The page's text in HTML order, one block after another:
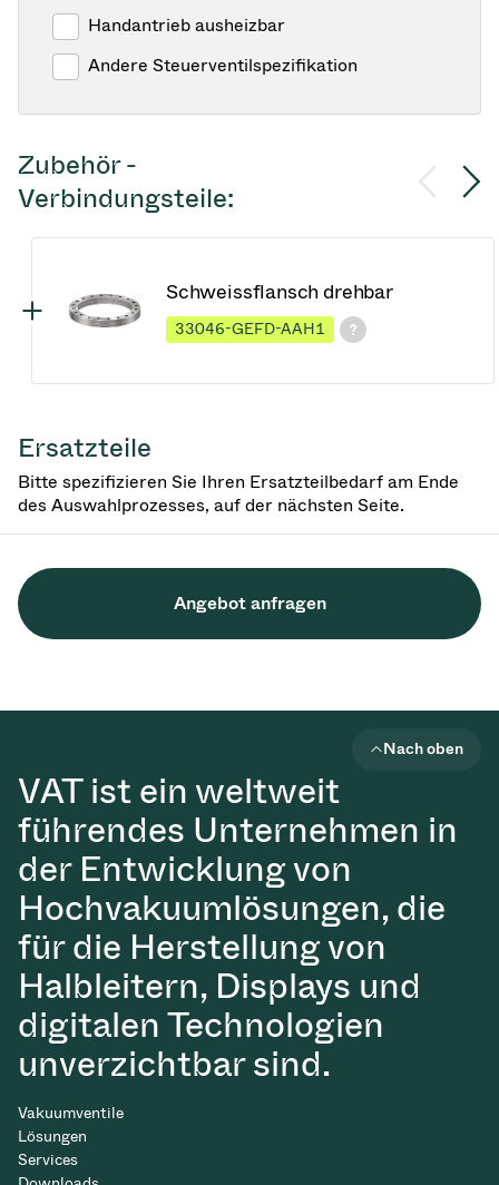
Handantrieb ausheizbar
Andere Steuerventilspezifikation
Zubehör -
Verbindungsteile:
Schweissflansch drehbar
33046-GEFD-AAH1
Ersatzteile
Bitte spezifizieren Sie Ihren Ersatzteilbedarf am Ende
des Auswahlprozesses, auf der nächsten Seite.
Angebot anfragen
VAT ist ein weltweit
führendes Unternehmen in
der Entwicklung von
Hochvakuumlösungen, die
für die Herstellung von
Halbleitern, Displays und
digitalen Technologien
unverzichtbar sind.
Nach oben
Vakuumventile
Lösungen
Services